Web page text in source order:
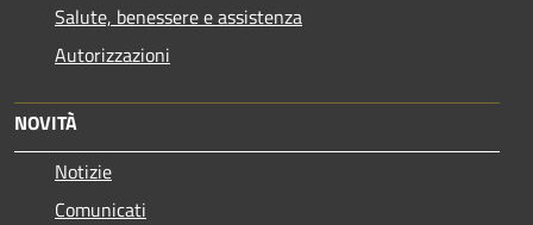
Salute, benessere e assistenza
Autorizzazioni
NOVITÀ
Notizie
Comunicati